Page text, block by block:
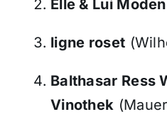
Elle & Lui Moden
ligne roset
Balthasar Ress
Vinothek